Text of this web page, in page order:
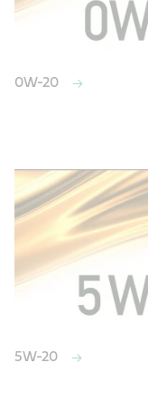
0W-20
5W-20